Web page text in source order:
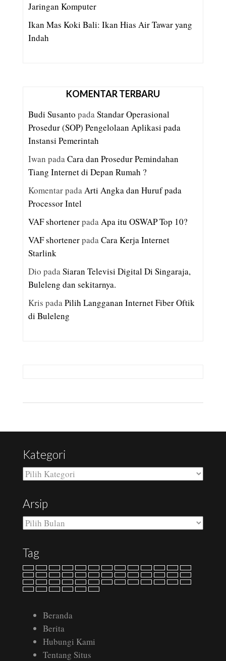
Jaringan Komputer
Ikan Mas Koki Bali: Ikan Hias Air Tawar yang
Indah
KOMENTAR TERBARU
Budi Susanto padaStandar Operasional
Prosedur (SOP) Pengelolaan Aplikasi pada
Instansi Pemerintah
Iwan padaCara dan Prosedur Pemindahan
Tiang Internet di Depan Rumah ?
KomentarpadaArti Angka dan Huruf pada
Processor Intel
VAF shortenerpadaApa itu OSWAP Top 10?
VAF shortenerpadaCara Kerja Internet
Starlink
Dio padaSiaran Televisi Digital Di Singaraja,
Buleleng dan sekitarnya.
Kris padaPilih Langganan Internet Fiber Oftik
di Buleleng
Kategori
Kategori
Arsip
Arsip
Tag
Beranda
Berita
Hubungi Kami
Tentang Situs